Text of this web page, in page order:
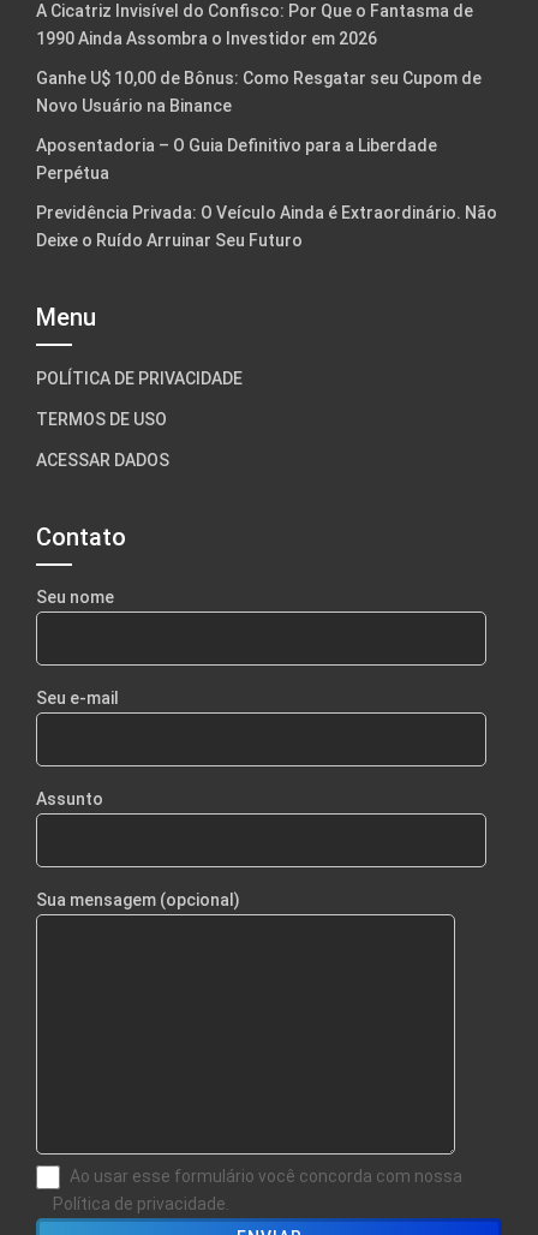
A Cicatriz Invisível do Confisco: Por Que o Fantasma de
1990 Ainda Assombra o Investidor em 2026
Ganhe U$ 10,00 de Bônus: Como Resgatar seu Cupom de
Novo Usuário na Binance
Aposentadoria – O Guia Definitivo para a Liberdade
Perpétua
Previdência Privada: O Veículo Ainda é Extraordinário. Não
Deixe o Ruído Arruinar Seu Futuro
Menu
POLÍTICA DE PRIVACIDADE
TERMOS DE USO
ACESSAR DADOS
Contato
Seu nome
Seu e-mail
Assunto
Sua mensagem (opcional)
Ao usar esse formulário você concorda com nossa
Política de privacidade.